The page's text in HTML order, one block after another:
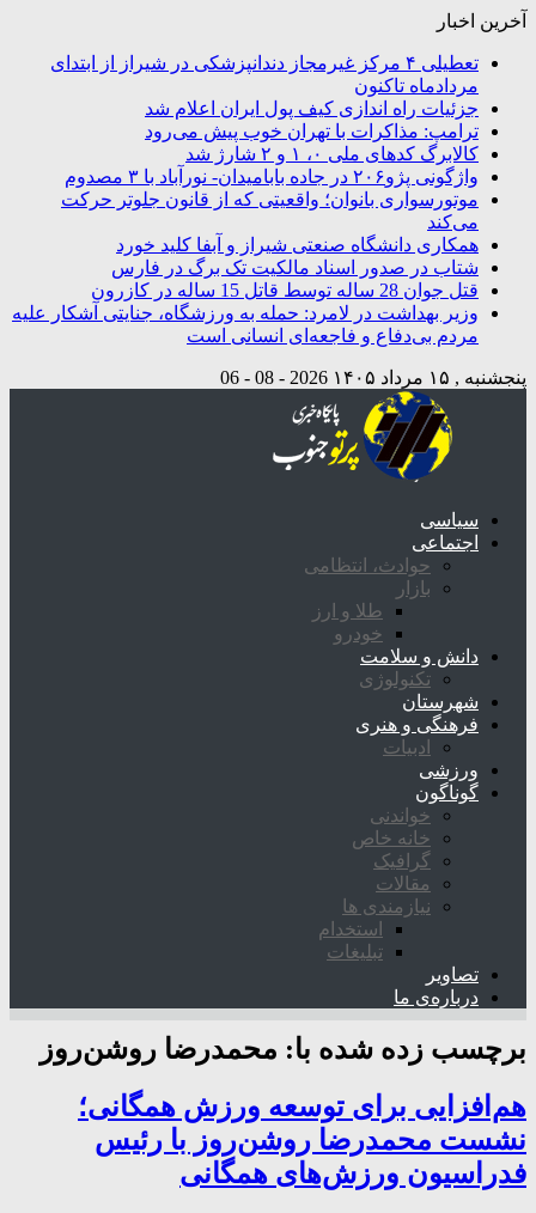
آخرین اخبار
تعطیلی ۴ مرکز غیرمجاز دندانپزشکی در شیراز از ابتدای
مردادماه تاکنون
جزئیات راه اندازی کیف پول ایران اعلام شد
ترامپ: مذاکرات با تهران خوب پیش می‌رود
کالابرگ کدهای ملی ۰، ۱ و ۲ شارژ شد
واژگونی پژو۲۰۶ در جاده بابامیدان- نورآباد با ۳ مصدوم
موتورسواری بانوان؛ واقعیتی که از قانون جلوتر حرکت
می‌کند
همکاری دانشگاه صنعتی شیراز و آبفا کلید خورد
شتاب در صدور اسناد مالکیت تک برگ در فارس
قتل جوان 28 ساله توسط قاتل 15 ساله در کازرون
وزیر بهداشت در لامرد: حمله به ورزشگاه، جنایتی آشکار علیه
مردم بی‌دفاع و فاجعه‌ای انسانی است
پنجشنبه , ۱۵ مرداد ۱۴۰۵ 2026 - 08 - 06
سیاسی
اجتماعی
حوادث، انتظامی
بازار
طلا و ارز
خودرو
دانش و سلامت
تکنولوژی
شهرستان
فرهنگی و هنری
ادبیات
ورزشی
گوناگون
خواندنی
خانه خاص
گرافیک
مقالات
نیازمندی ها
استخدام
تبلیغات
تصاویر
درباره‌ی ما
برچسب زده شده با: محمدرضا روشن‌روز
هم‌افزایی برای توسعه ورزش همگانی؛
نشست محمدرضا روشن‌روز با رئیس
فدراسیون ورزش‌های همگانی